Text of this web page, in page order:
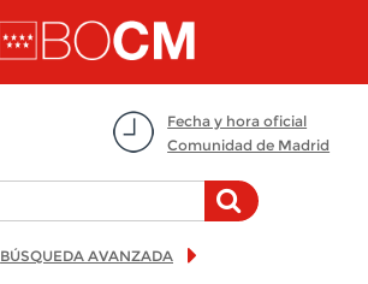
Fecha y hora oficial
Comunidad de Madrid
BÚSQUEDA AVANZADA